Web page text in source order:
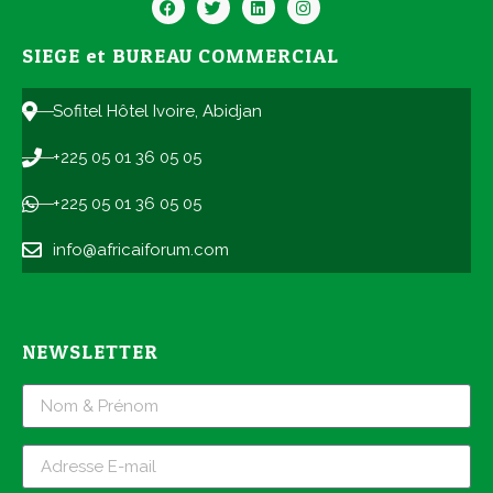
SIEGE et BUREAU COMMERCIAL
Sofitel Hôtel Ivoire, Abidjan
+225 05 01 36 05 05
+225 05 01 36 05 05
info@africaiforum.com
NEWSLETTER